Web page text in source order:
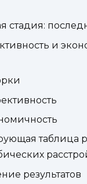
стадия:
и
таблица
результатов